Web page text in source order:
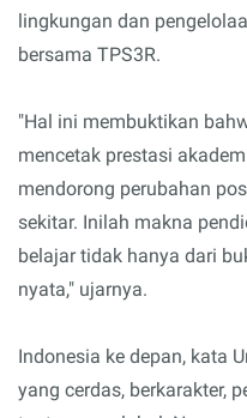
lingkungan dan
bersama TPS3R.
"Hal ini membuktikan
mencetak prestasi
mendorong perubahan
sekitar. Inilah makna
belajar tidak hanya dari
nyata," ujarnya.
Indonesia ke depan, kata
yang cerdas, berkarakter,